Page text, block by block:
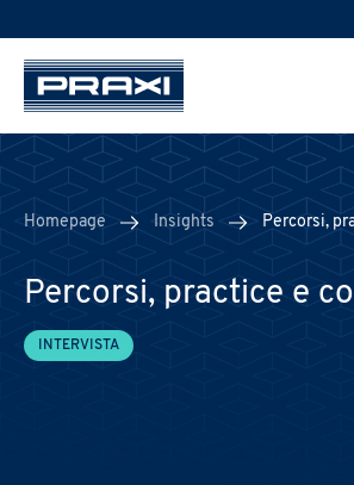
Homepage Insights Percorsi,
Percorsi, practice e
INTERVISTA